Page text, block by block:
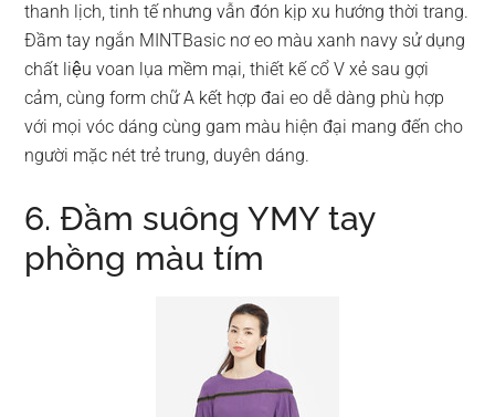
thanh lịch, tinh tế nhưng vẫn đón kịp xu hướng thời trang.
Đầm tay ngắn MINTBasic nơ eo màu xanh navy sử dụng
chất liệu voan lụa mềm mại, thiết kế cổ V xẻ sau gợi
cảm, cùng form chữ A kết hợp đai eo dễ dàng phù hợp
với mọi vóc dáng cùng gam màu hiện đại mang đến cho
người mặc nét trẻ trung, duyên dáng.
6. Đầm suông YMY tay
phồng màu tím